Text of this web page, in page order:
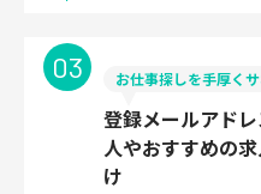
03 お仕事探しを手厚く
登録メールアド
人やおすすめの
け